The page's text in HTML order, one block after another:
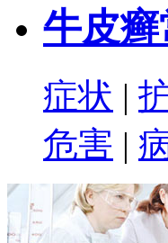
牛皮癣
症状 |
危害 |